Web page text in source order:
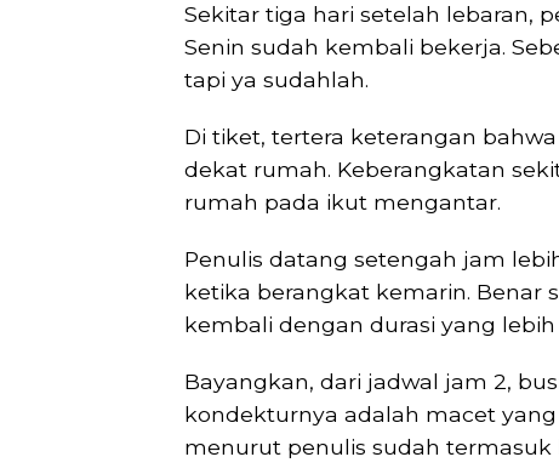
Sekitar tiga hari setelah lebaran,
Senin sudah kembali bekerja.
tapi ya sudahlah.
Di tiket, tertera keterangan
dekat rumah. Keberangkatan
rumah pada ikut mengantar.
Penulis datang setengah jam
ketika berangkat kemarin. Benar
kembali dengan durasi yang
Bayangkan, dari jadwal jam 2,
kondekturnya adalah macet
menurut penulis sudah termasuk